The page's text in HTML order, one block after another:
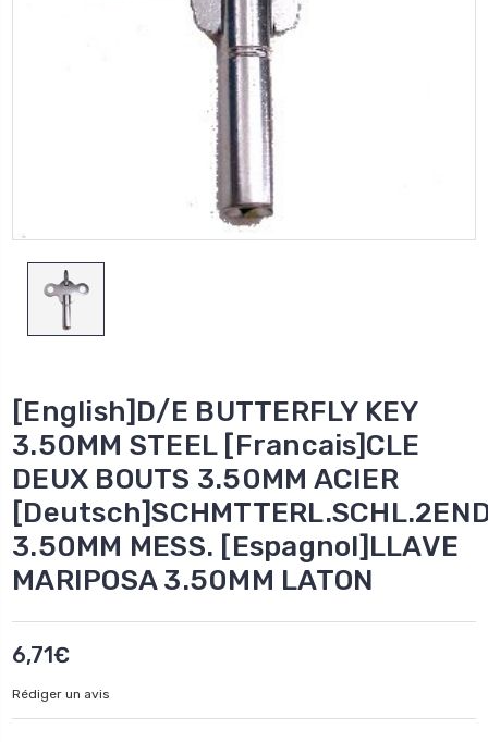
[English]D/E BUTTERFLY KEY
3.50MM STEEL [Francais]CLE
DEUX BOUTS 3.50MM ACIER
3.50MM MESS. [Espagnol]LLAVE
MARIPOSA 3.50MM LATON
6,71€
Rédiger un avis